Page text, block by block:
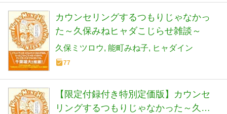
カウンセリングするつもりじゃなかっ
た～久保みねヒャダこじらせ雑談～
久保ミツロウ 能町みね子 ヒャダイン
77
【限定付録付き特別定価版】カウンセ
リングするつもりじゃなかった～久保